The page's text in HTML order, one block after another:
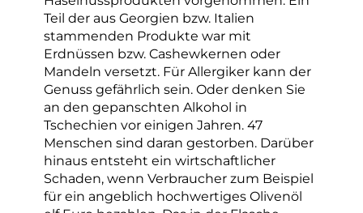
Teil der aus Georgien bzw. Italien
stammenden Produkte war mit
Erdnüssen bzw. Cashewkernen oder
Mandeln versetzt. Für Allergiker kann der
Genuss gefährlich sein. Oder denken Sie
an den gepanschten Alkohol in
Tschechien vor einigen Jahren. 47
Menschen sind daran gestorben. Darüber
hinaus entsteht ein wirtschaftlicher
Schaden, wenn Verbraucher zum Beispiel
für ein angeblich hochwertiges Olivenöl